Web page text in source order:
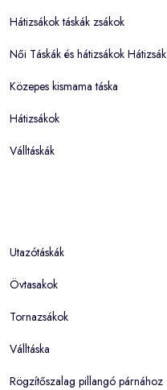
Hátizsákok táskák zsákok
Női Táskák és hátizsákok Hátizsák
Közepes kismama táska
Hátizsákok
Válltáskák
Utazótáskák
Övtasakok
Tornazsákok
Válltáska
Rögzítőszalag pillangó párnához